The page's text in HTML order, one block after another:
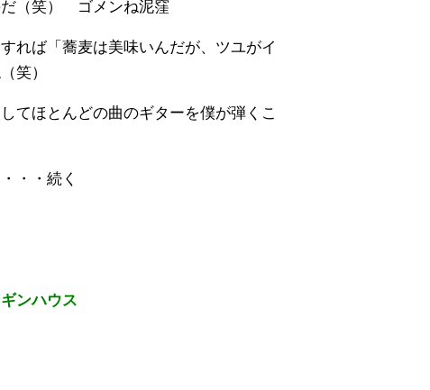
だ（笑） ゴメンね泥窪
れば「蕎麦は美味いんだが、ツユがイ
笑）
てほとんどの曲のギターを僕が弾くこ
・・続く
ンハウス